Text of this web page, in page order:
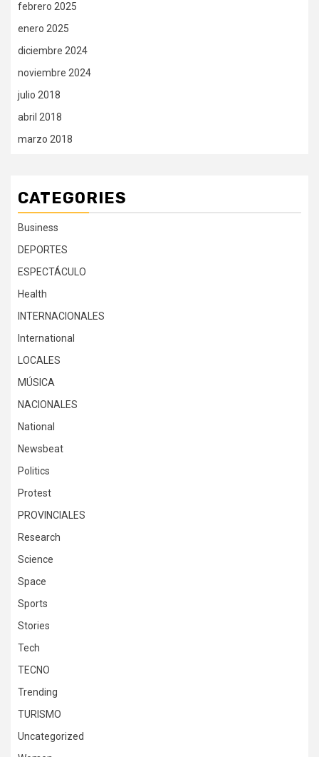
febrero 2025
enero 2025
diciembre 2024
noviembre 2024
julio 2018
abril 2018
marzo 2018
CATEGORIES
Business
DEPORTES
ESPECTÁCULO
Health
INTERNACIONALES
International
LOCALES
MÚSICA
NACIONALES
National
Newsbeat
Politics
Protest
PROVINCIALES
Research
Science
Space
Sports
Stories
Tech
TECNO
Trending
TURISMO
Uncategorized